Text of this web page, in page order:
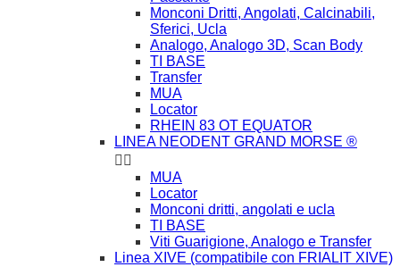
Monconi Dritti, Angolati, Calcinabili,
Sferici, Ucla
Analogo, Analogo 3D, Scan Body
TI BASE
Transfer
MUA
Locator
RHEIN 83 OT EQUATOR
LINEA NEODENT GRAND MORSE ®
 
MUA
Locator
Monconi dritti, angolati e ucla
TI BASE
Viti Guarigione, Analogo e Transfer
Linea XIVE (compatibile con FRIALIT XIVE)